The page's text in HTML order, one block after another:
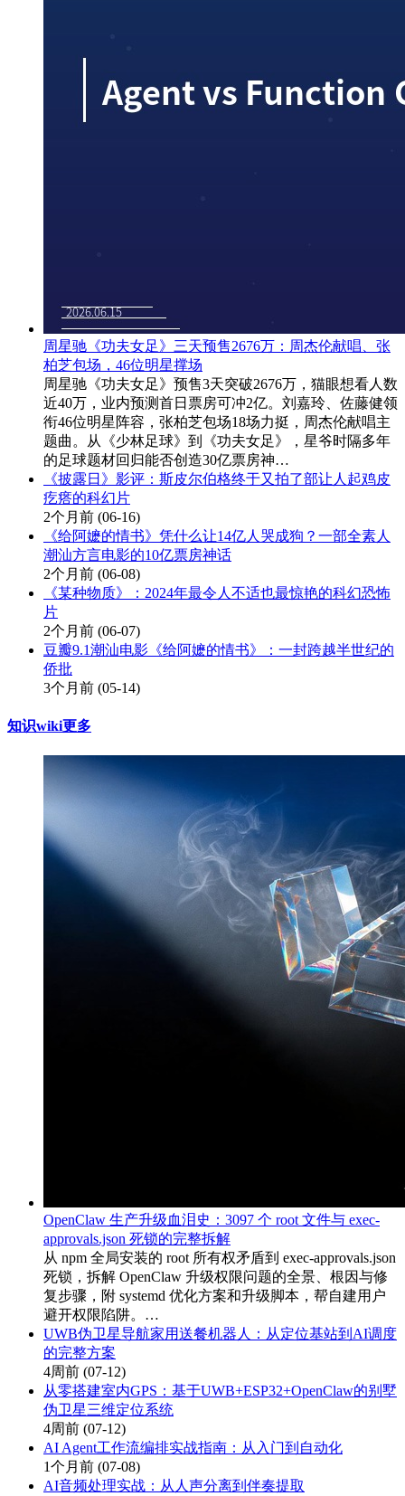
周星驰《功夫女足》三天预售2676万：周杰伦献唱、张
柏芝包场，46位明星撑场
周星驰《功夫女足》预售3天突破2676万，猫眼想看人数
近40万，业内预测首日票房可冲2亿。刘嘉玲、佐藤健领
衔46位明星阵容，张柏芝包场18场力挺，周杰伦献唱主
题曲。从《少林足球》到《功夫女足》，星爷时隔多年
的足球题材回归能否创造30亿票房神…
《披露日》影评：斯皮尔伯格终于又拍了部让人起鸡皮
疙瘩的科幻片
2个月前 (06-16)
《给阿嬷的情书》凭什么让14亿人哭成狗？一部全素人
潮汕方言电影的10亿票房神话
2个月前 (06-08)
《某种物质》：2024年最令人不适也最惊艳的科幻恐怖
片
2个月前 (06-07)
豆瓣9.1潮汕电影《给阿嬷的情书》：一封跨越半世纪的
侨批
3个月前 (05-14)
知识wiki更多
OpenClaw 生产升级血泪史：3097 个 root 文件与 exec-
approvals.json 死锁的完整拆解
从 npm 全局安装的 root 所有权矛盾到 exec-approvals.json
死锁，拆解 OpenClaw 升级权限问题的全景、根因与修
复步骤，附 systemd 优化方案和升级脚本，帮自建用户
避开权限陷阱。…
UWB伪卫星导航家用送餐机器人：从定位基站到AI调度
的完整方案
4周前 (07-12)
从零搭建室内GPS：基于UWB+ESP32+OpenClaw的别墅
伪卫星三维定位系统
4周前 (07-12)
AI Agent工作流编排实战指南：从入门到自动化
1个月前 (07-08)
AI音频处理实战：从人声分离到伴奏提取